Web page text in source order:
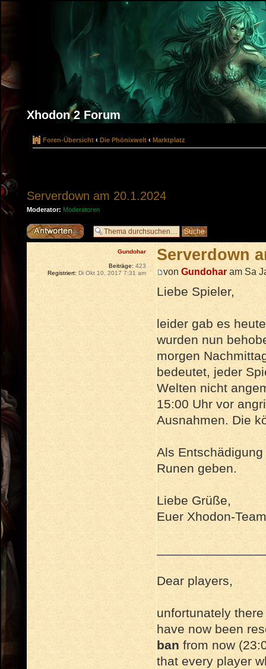
Xhodon 2 Forum
Foren-Übersicht ‹ Die Phönixwelt ‹ Marktplatz
Serverdown am 20.1.2024
Moderator: Moderatoren
Antwort erstellen
Serverdown
von Gundoharam Sa
Liebe Spieler,
leider gab es
wurden nun
morgen
bedeutet, jeder
Welten nicht
15:00 Uhr vor
Ausnahmen. Die
Als
Runen geben.
Liebe Grüße,
Euer Xhodon-Team
Dear players,
unfortunately
have now been
ban from now
that every player
Gundohar
Beiträge: 423
Registriert: Di Okt 10, 2017 7:31 am